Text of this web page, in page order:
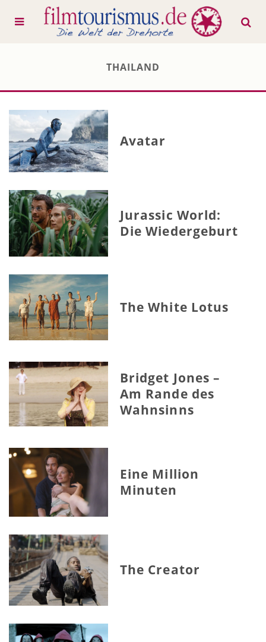
THAILAND
Avatar
Jurassic World:
Die Wiedergeburt
The White Lotus
Bridget Jones –
Am Rande des
Wahnsinns
Eine Million
Minuten
The Creator